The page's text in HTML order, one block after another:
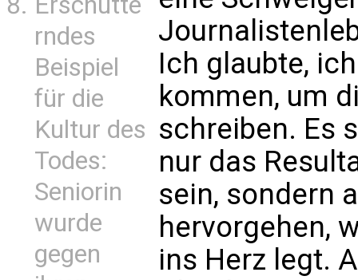
rndes
Beispiel
für die
Kultur des
Todes:
Seniorin
wurde
gegen
Ich glaubte,
kommen, um
schreiben. Es
nur das
sein, sondern
hervorgehen,
ins Herz legt.